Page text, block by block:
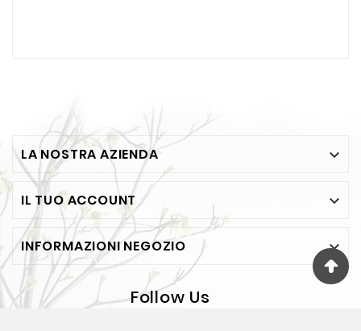
LA NOSTRA AZIENDA 
IL TUO ACCOUNT 
INFORMAZIONI NEGOZIO 
Follow Us